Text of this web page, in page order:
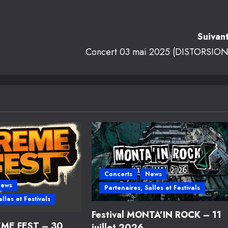
Concert 03 mai 2025
et Festivals
Concerts
News
Partenaires, Salles et Festivals
Festival MONTA’IN ROCK – 11